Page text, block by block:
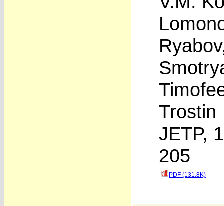
Ryabov
Trostin
JETP,
205
PDF (131.8K)